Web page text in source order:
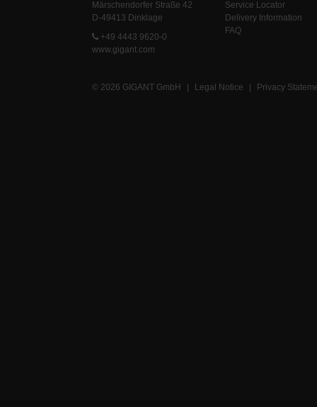
Märschendorfer Straße 42
D-49413 Dinklage
+49 4443 9620-0
www.gigant.com
Service Locator
Delivery Information
FAQ
© 2026 GIGANT GmbH | Legal Notice | Privacy